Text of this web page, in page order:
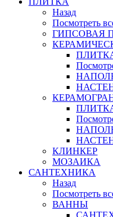
Назад
Посмотреть
ГИПСОВАЯ
КЛИНКЕР
МОЗАИКА
САНТЕХНИКА
Назад
Посмотреть
ВАННЫ